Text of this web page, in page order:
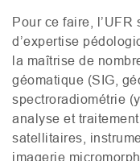
Pour ce faire, l’UFR
d’expertise
la maîtrise de
géomatique (SIG ,
spectroradiométrie
analyse et
satellitaires,
imagerie